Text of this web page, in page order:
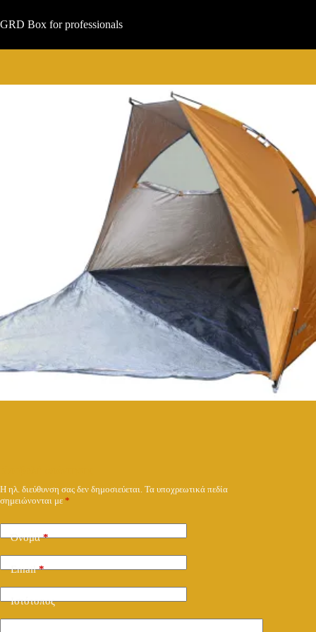
στο
περιεχόμενο
GRD Box for professionals
Η ηλ. διεύθυνση σας δεν δημοσιεύεται. Τα υποχρεωτικά πεδία
σημειώνονται με *
Όνομα*
Email*
Ιστότοπος